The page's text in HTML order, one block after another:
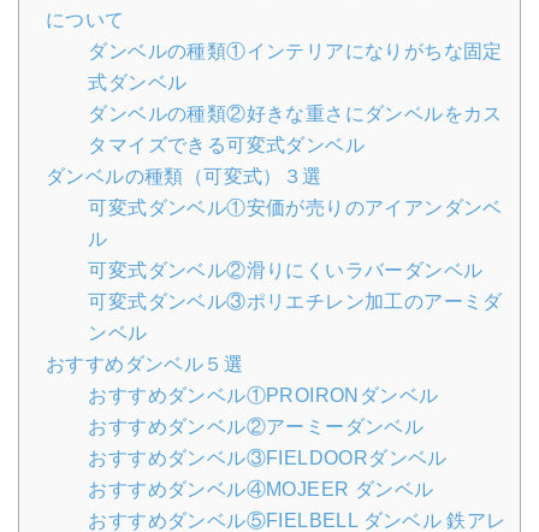
について
ダンベルの種類①インテリアになりがちな固定
式ダンベル
ダンベルの種類②好きな重さにダンベルをカス
タマイズできる可変式ダンベル
ダンベルの種類（可変式）３選
可変式ダンベル①安価が売りのアイアンダンベ
ル
可変式ダンベル②滑りにくいラバーダンベル
可変式ダンベル③ポリエチレン加工のアーミダ
ンベル
おすすめダンベル５選
おすすめダンベル①PROIRONダンベル
おすすめダンベル②アーミーダンベル
おすすめダンベル③FIELDOORダンベル
おすすめダンベル④MOJEER ダンベル
おすすめダンベル⑤FIELBELL ダンベル 鉄アレ